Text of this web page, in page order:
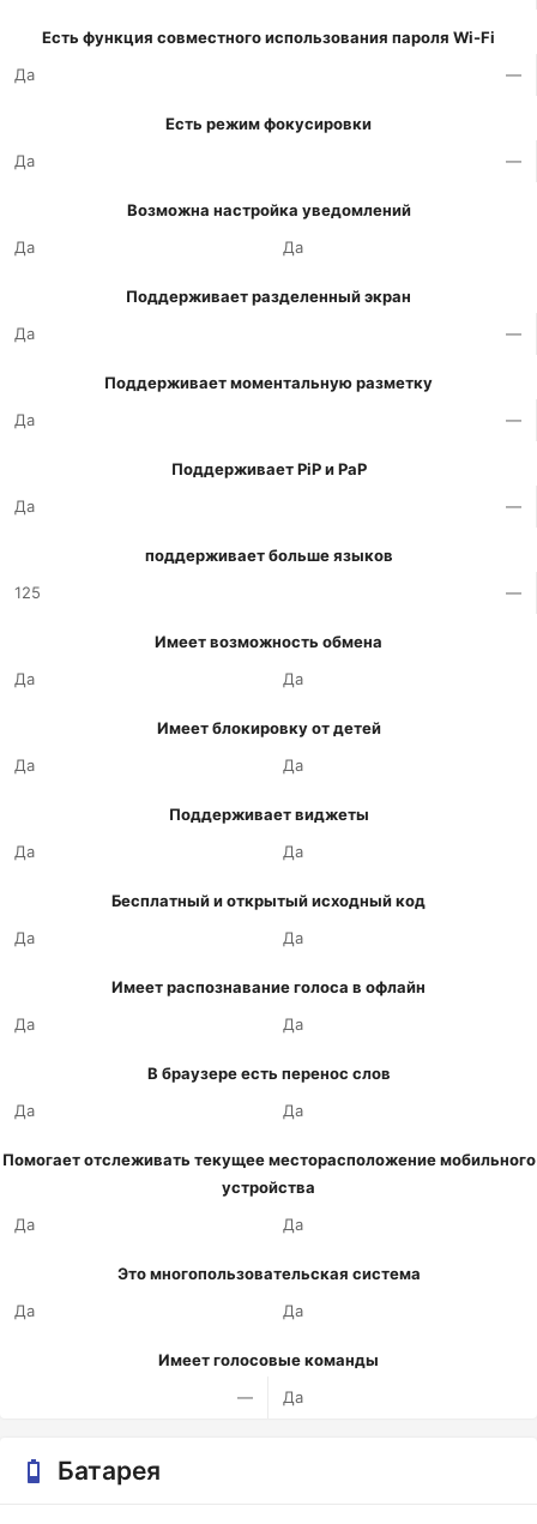
Есть функция совместного использования пароля Wi-Fi
Да
—
Есть режим фокусировки
Да
—
Возможна настройка уведомлений
Да
Да
Поддерживает разделенный экран
Да
—
Поддерживает моментальную разметку
Да
—
Поддерживает PiP и PaP
Да
—
поддерживает больше языков
125
—
Имеет возможность обмена
Да
Да
Имеет блокировку от детей
Да
Да
Поддерживает виджеты
Да
Да
Бесплатный и открытый исходный код
Да
Да
Имеет распознавание голоса в офлайн
Да
Да
В браузере есть перенос слов
Да
Да
Помогает отслеживать текущее месторасположение мобильного
устройства
Да
Да
Это многопользовательская система
Да
Да
Имеет голосовые команды
—
Да
Батарея